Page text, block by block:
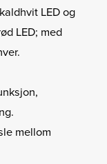
LED og
LED; med
mellom